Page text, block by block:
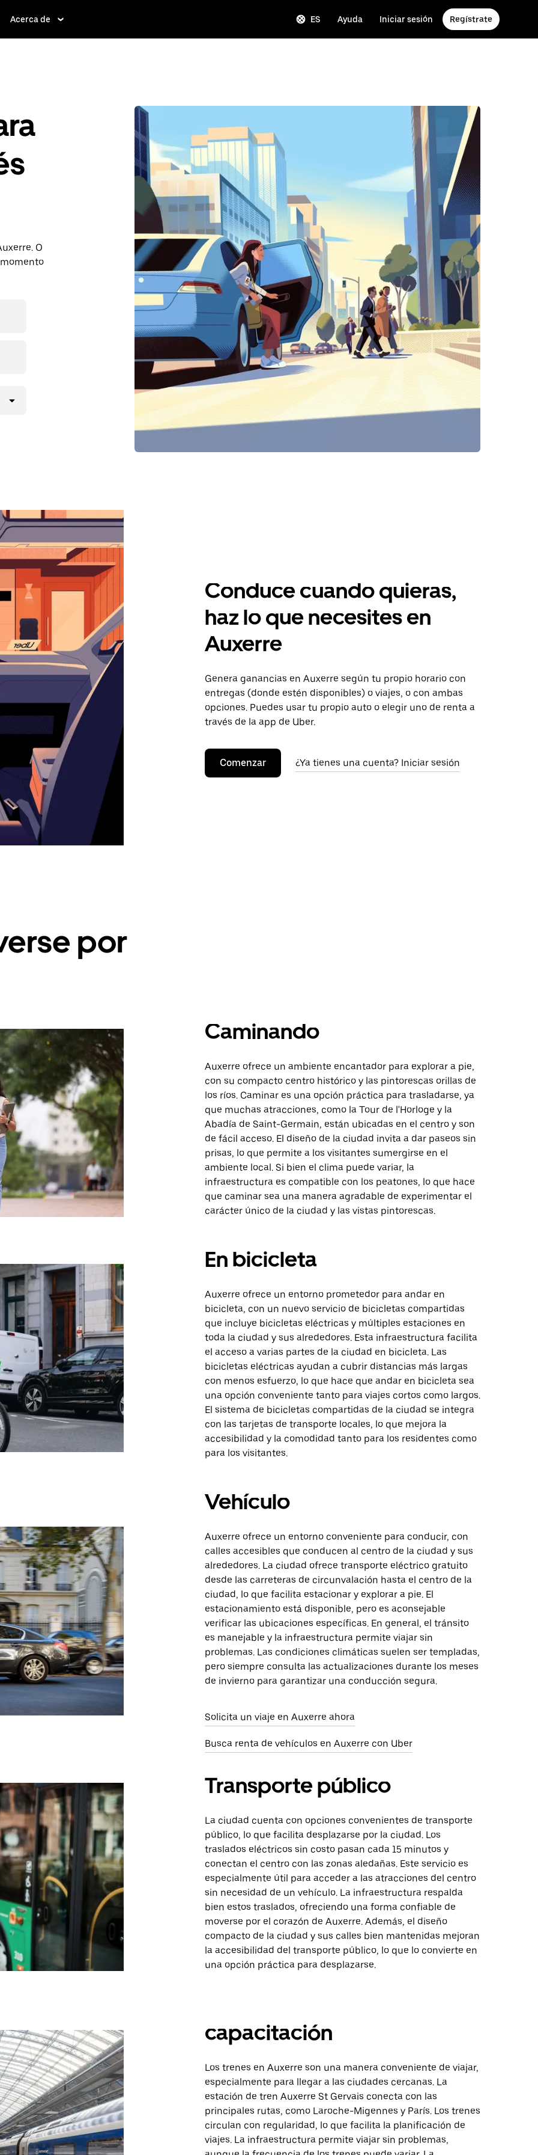
Acerca de ES Ayuda Iniciar sesión Regístrate
O
Conduce cuando quieras,
haz lo que necesites en
Auxerre
Genera ganancias en Auxerre según tu propio horario con
entregas (donde estén disponibles) o viajes, o con ambas
opciones. Puedes usar tu propio auto o elegir uno de renta a
través de la app de Uber.
Comenzar ¿Ya tienes una cuenta? Iniciar sesión
por
Caminando
Auxerre ofrece un ambiente encantador para explorar a pie,
con su compacto centro histórico y las pintorescas orillas de
los ríos. Caminar es una opción práctica para trasladarse, ya
que muchas atracciones, como la Tour de l'Horloge y la
Abadía de Saint-Germain, están ubicadas en el centro y son
de fácil acceso. El diseño de la ciudad invita a dar paseos sin
prisas, lo que permite a los visitantes sumergirse en el
ambiente local. Si bien el clima puede variar, la
infraestructura es compatible con los peatones, lo que hace
que caminar sea una manera agradable de experimentar el
carácter único de la ciudad y las vistas pintorescas.
En bicicleta
Auxerre ofrece un entorno prometedor para andar en
bicicleta, con un nuevo servicio de bicicletas compartidas
que incluye bicicletas eléctricas y múltiples estaciones en
toda la ciudad y sus alrededores. Esta infraestructura facilita
el acceso a varias partes de la ciudad en bicicleta. Las
bicicletas eléctricas ayudan a cubrir distancias más largas
con menos esfuerzo, lo que hace que andar en bicicleta sea
una opción conveniente tanto para viajes cortos como largos.
El sistema de bicicletas compartidas de la ciudad se integra
con las tarjetas de transporte locales, lo que mejora la
accesibilidad y la comodidad tanto para los residentes como
para los visitantes.
Vehículo
Auxerre ofrece un entorno conveniente para conducir, con
calles accesibles que conducen al centro de la ciudad y sus
alrededores. La ciudad ofrece transporte eléctrico gratuito
desde las carreteras de circunvalación hasta el centro de la
ciudad, lo que facilita estacionar y explorar a pie. El
estacionamiento está disponible, pero es aconsejable
verificar las ubicaciones específicas. En general, el tránsito
es manejable y la infraestructura permite viajar sin
problemas. Las condiciones climáticas suelen ser templadas,
pero siempre consulta las actualizaciones durante los meses
de invierno para garantizar una conducción segura.
Solicita un viaje en Auxerre ahora
Busca renta de vehículos en Auxerre con Uber
Transporte público
La ciudad cuenta con opciones convenientes de transporte
público, lo que facilita desplazarse por la ciudad. Los
traslados eléctricos sin costo pasan cada 15 minutos y
conectan el centro con las zonas aledañas. Este servicio es
especialmente útil para acceder a las atracciones del centro
sin necesidad de un vehículo. La infraestructura respalda
bien estos traslados, ofreciendo una forma confiable de
moverse por el corazón de Auxerre. Además, el diseño
compacto de la ciudad y sus calles bien mantenidas mejoran
la accesibilidad del transporte público, lo que lo convierte en
una opción práctica para desplazarse.
capacitación
Los trenes en Auxerre son una manera conveniente de viajar,
especialmente para llegar a las ciudades cercanas. La
estación de tren Auxerre St Gervais conecta con las
principales rutas, como Laroche-Migennes y París. Los trenes
circulan con regularidad, lo que facilita la planificación de
viajes. La infraestructura permite viajar sin problemas,